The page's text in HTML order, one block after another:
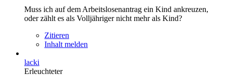
Muss ich auf dem Arbeitslosenantrag ein Kind ankreuzen,
oder zählt es als Volljähriger nicht mehr als Kind?
Zitieren
Inhalt melden
lacki
Erleuchteter